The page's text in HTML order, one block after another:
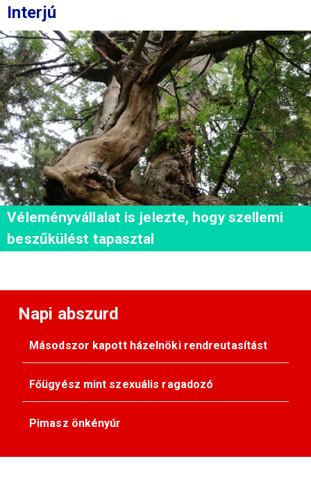
Interjú
Véleményvállalat is jelezte, hogy szellemi
beszűkülést tapasztal
Napi abszurd
Másodszor kapott házelnöki rendreutasítást
Főügyész mint szexuális ragadozó
Pimasz önkényúr